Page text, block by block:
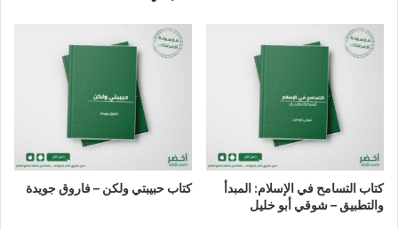
كتاب التسامح في الإسلام: المبدأ
والتطبيق – شوقي أبو خليل
كتاب حبيبتي ولكن – فاروق جويدة